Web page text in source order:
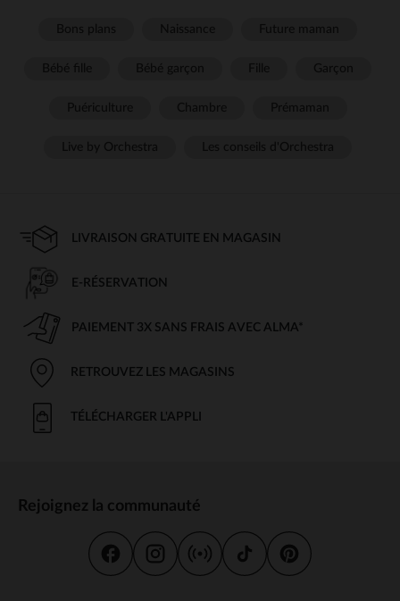
LIVRAISON GRATUITE EN MAGASIN
E-RÉSERVATION
PAIEMENT 3X SANS FRAIS AVEC ALMA*
RETROUVEZ LES MAGASINS
TÉLÉCHARGER L'APPLI
Rejoignez la communauté